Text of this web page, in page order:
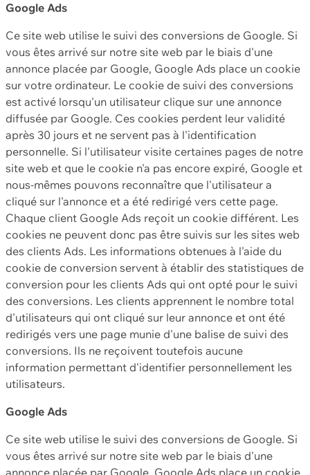
Google Ads
Ce site web utilise le suivi des conversions de Google. Si
vous êtes arrivé sur notre site web par le biais d'une
annonce placée par Google, Google Ads place un cookie
sur votre ordinateur. Le cookie de suivi des conversions
est activé lorsqu'un utilisateur clique sur une annonce
diffusée par Google. Ces cookies perdent leur validité
après 30 jours et ne servent pas à l'identification
personnelle. Si l'utilisateur visite certaines pages de notre
site web et que le cookie n'a pas encore expiré, Google et
nous-mêmes pouvons reconnaître que l'utilisateur a
cliqué sur l'annonce et a été redirigé vers cette page.
Chaque client Google Ads reçoit un cookie différent. Les
cookies ne peuvent donc pas être suivis sur les sites web
des clients Ads. Les informations obtenues à l'aide du
cookie de conversion servent à établir des statistiques de
conversion pour les clients Ads qui ont opté pour le suivi
des conversions. Les clients apprennent le nombre total
d'utilisateurs qui ont cliqué sur leur annonce et ont été
redirigés vers une page munie d'une balise de suivi des
conversions. Ils ne reçoivent toutefois aucune
information permettant d'identifier personnellement les
utilisateurs.
Google Ads
Ce site web utilise le suivi des conversions de Google. Si
vous êtes arrivé sur notre site web par le biais d'une